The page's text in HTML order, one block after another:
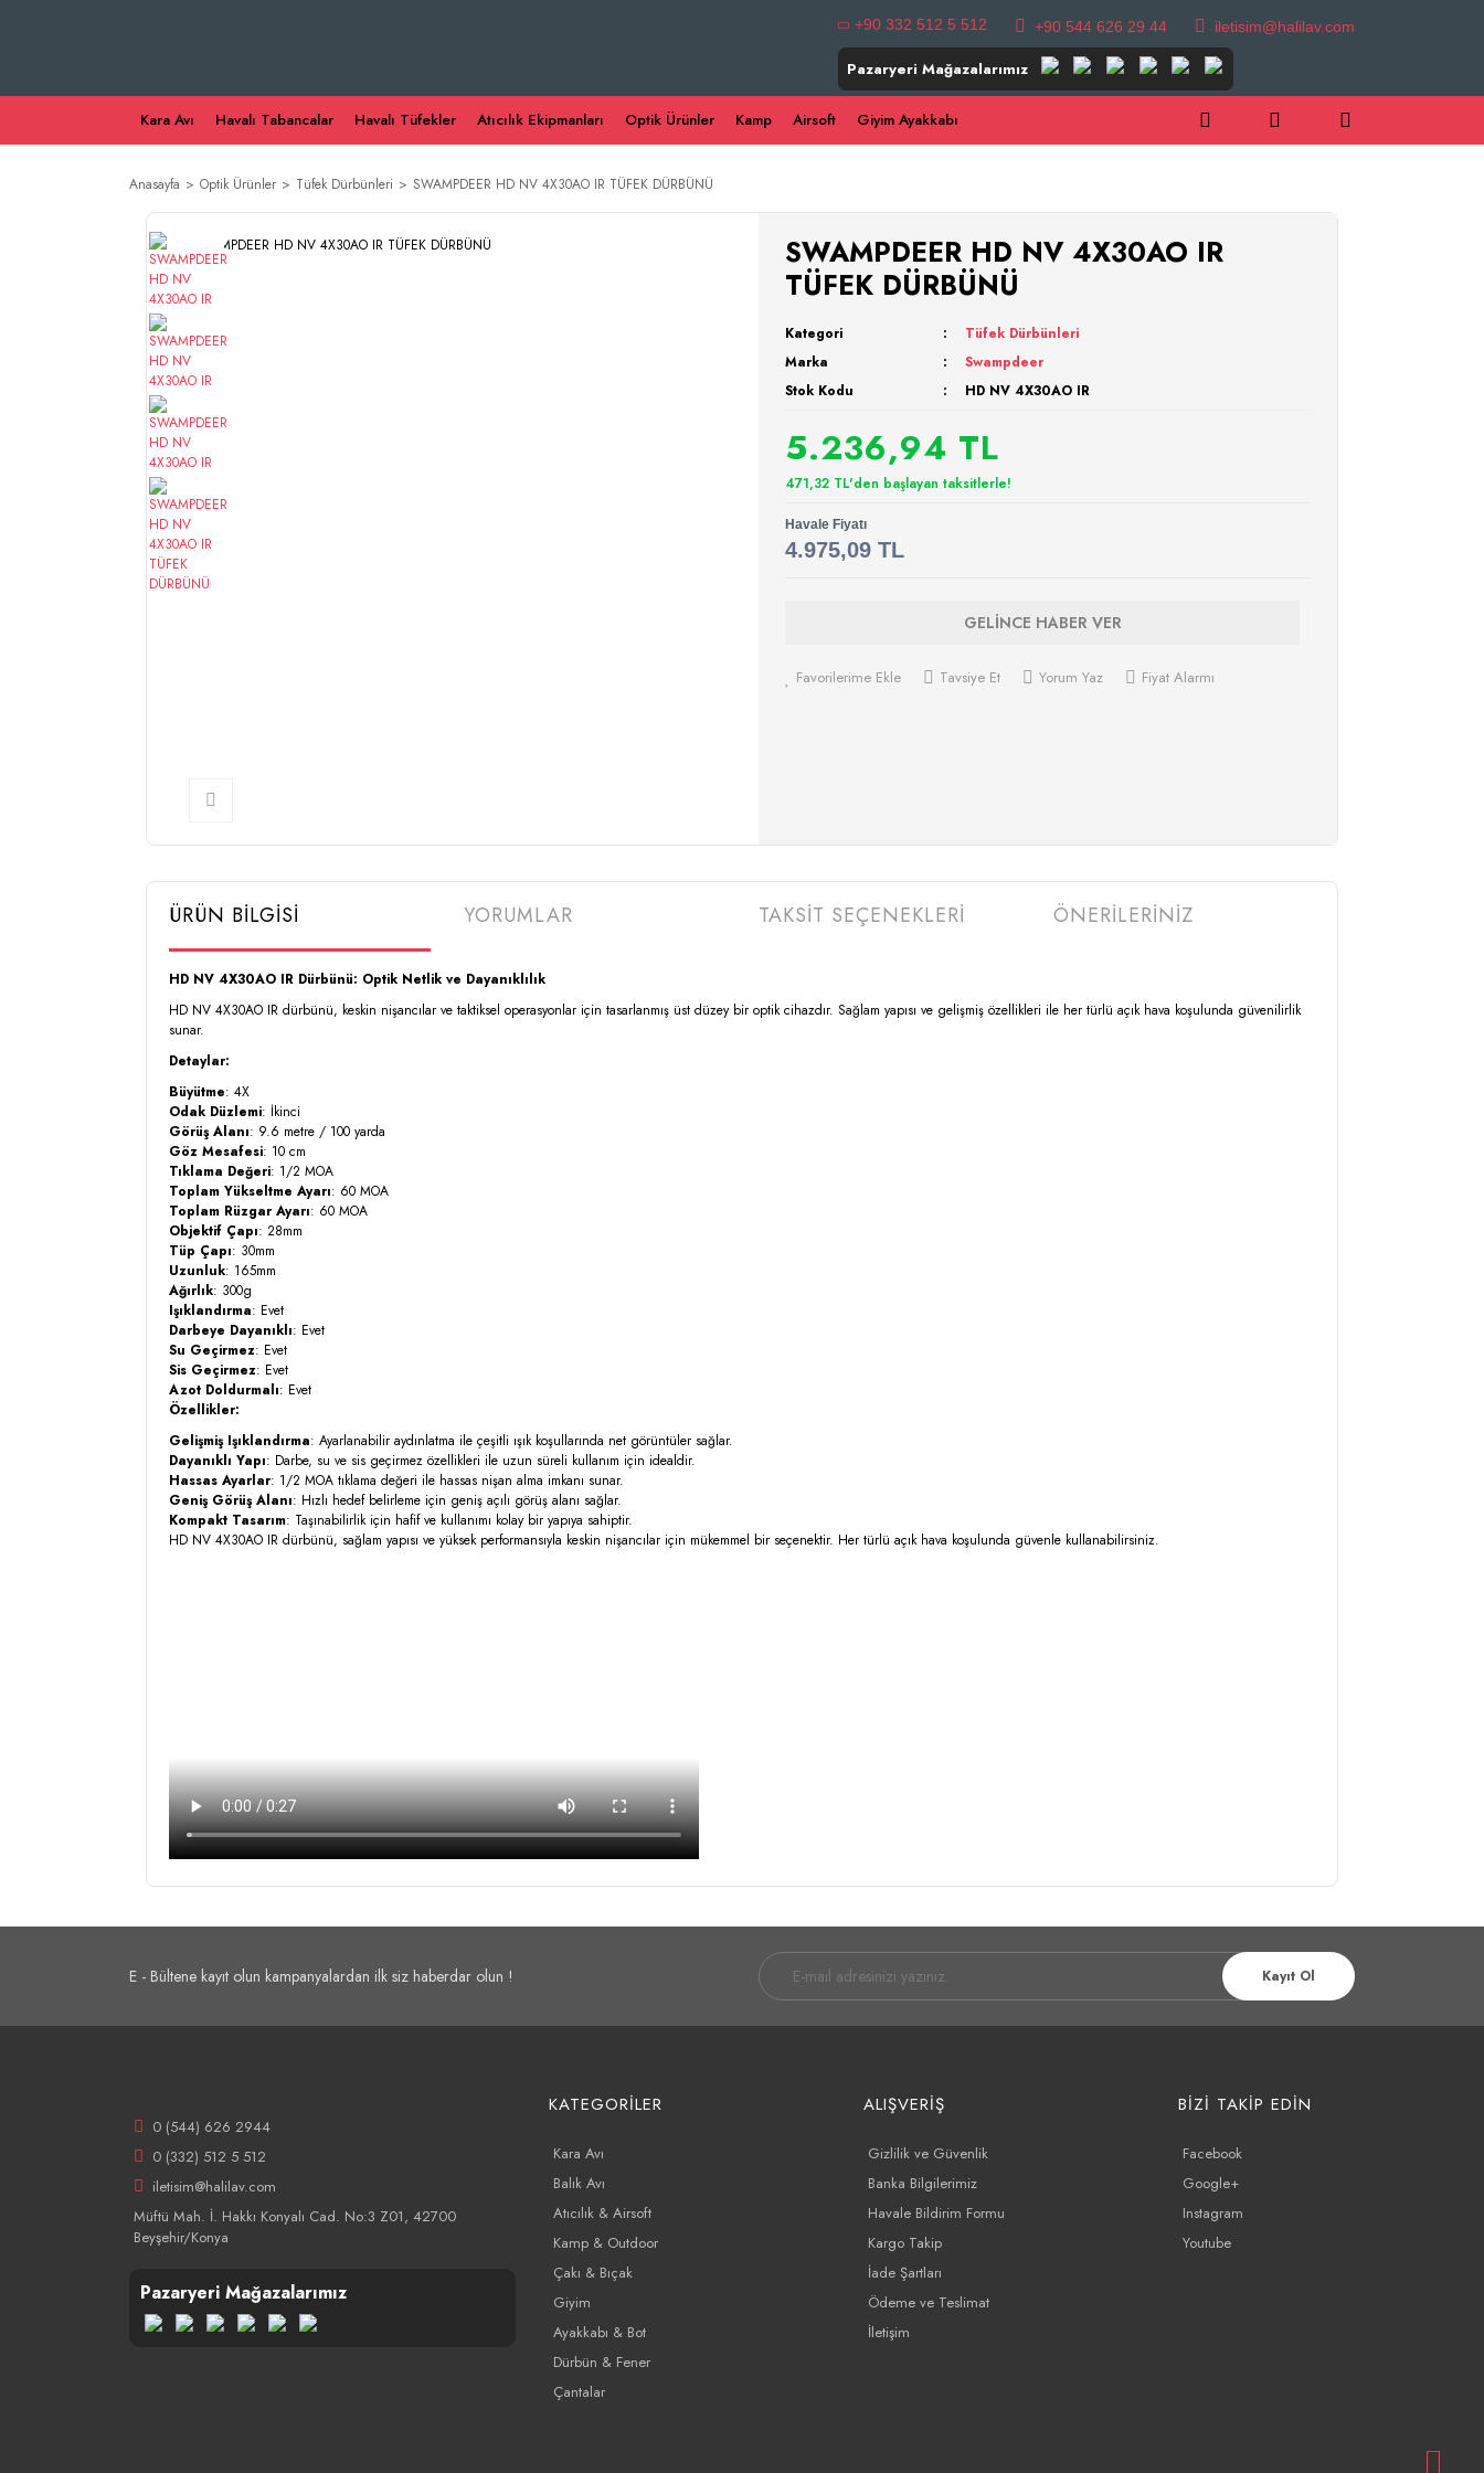
+90 332 512 5 512 +90 544 626 29 44 iletisim@halilav.com
Pazaryeri Mağazalarımız
Kara Avı Havalı Tabancalar Havalı Tüfekler Atıcılık Ekipmanları Optik Ürünler Kamp Airsoft Giyim Ayakkabı
Anasayfa Optik Ürünler Tüfek Dürbünleri SWAMPDEER HD NV 4X30AO IR TÜFEK DÜRBÜNÜ
SWAMPDEER HD NV 4X30AO IR
TÜFEK DÜRBÜNÜ
Kategori
Tüfek Dürbünleri
Marka
Swampdeer
Stok Kodu
HD NV 4X30AO IR
5.236,94 TL
471,32 TL'den başlayan taksitlerle!
Havale Fiyatı
4.975,09 TL
GELİNCE HABER VER
Favorilerime Ekle Tavsiye Et Yorum Yaz Fiyat Alarmı
ÜRÜN BİLGİSİ
HD NV 4X30AO IR Dürbünü: Optik Netlik ve Dayanıklılık
HD NV 4X30AO IR dürbünü, keskin nişancılar ve taktiksel operasyonlar için tasarlanmış üst düzey bir optik cihazdır. Sağlam yapısı ve gelişmiş özellikleri ile her türlü açık hava koşulunda güvenilirlik
sunar.
Detaylar:
Büyütme: 4X
Odak Düzlemi: İkinci
Görüş Alanı: 9.6 metre / 100 yarda
Göz Mesafesi: 10 cm
Tıklama Değeri: 1/2 MOA
Toplam Yükseltme Ayarı: 60 MOA
Toplam Rüzgar Ayarı: 60 MOA
Objektif Çapı: 28mm
Tüp Çapı: 30mm
Uzunluk: 165mm
Ağırlık: 300g
Işıklandırma: Evet
Darbeye Dayanıklı: Evet
Su Geçirmez: Evet
Sis Geçirmez: Evet
Azot Doldurmalı: Evet
Özellikler:
Gelişmiş Işıklandırma: Ayarlanabilir aydınlatma ile çeşitli ışık koşullarında net görüntüler sağlar.
Dayanıklı Yapı: Darbe, su ve sis geçirmez özellikleri ile uzun süreli kullanım için idealdir.
Hassas Ayarlar: 1/2 MOA tıklama değeri ile hassas nişan alma imkanı sunar.
Geniş Görüş Alanı: Hızlı hedef belirleme için geniş açılı görüş alanı sağlar.
Kompakt Tasarım: Taşınabilirlik için hafif ve kullanımı kolay bir yapıya sahiptir.
HD NV 4X30AO IR dürbünü, sağlam yapısı ve yüksek performansıyla keskin nişancılar için mükemmel bir seçenektir. Her türlü açık hava koşulunda güvenle kullanabilirsiniz.
YORUMLAR TAKSİT SEÇENEKLERİ ÖNERİLERİNİZ
E - Bültene kayıt olun kampanyalardan ilk siz haberdar olun ! Kayıt Ol
0 (544) 626 2944
0 (332) 512 5 512
iletisim@halilav.com
Müftü Mah. İ. Hakkı Konyalı Cad. No:3 Z01, 42700
Beyşehir/Konya
Pazaryeri Mağazalarımız
KATEGORİLER
Kara Avı
Balık Avı
Atıcılık & Airsoft
Kamp & Outdoor
Çakı & Bıçak
Giyim
Ayakkabı & Bot
Dürbün & Fener
Çantalar
ALIŞVERİŞ
Gizlilik ve Güvenlik
Banka Bilgilerimiz
Havale Bildirim Formu
Kargo Takip
İade Şartları
Ödeme ve Teslimat
İletişim
BİZİ TAKİP EDİN
Facebook
Google+
Instagram
Youtube